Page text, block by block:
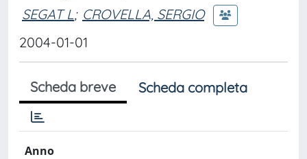
SEGAT L; CROVELLA, SERGIO
2004-01-01
Scheda breve Scheda completa
Anno